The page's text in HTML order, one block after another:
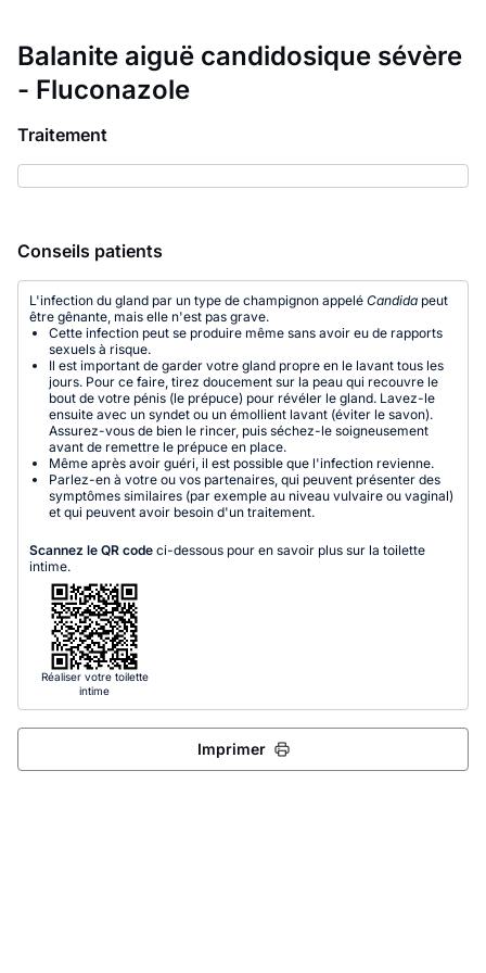
Balanite aiguë candidosique sévère
- Fluconazole
Traitement
Conseils patients
L'infection du gland par un type de champignon appelé Candida peut
être gênante, mais elle n'est pas grave.
Cette infection peut se produire même sans avoir eu de rapports
sexuels à risque.
Il est important de garder votre gland propre en le lavant tous les
jours. Pour ce faire, tirez doucement sur la peau qui recouvre le
bout de votre pénis (le prépuce) pour révéler le gland. Lavez-le
ensuite avec un syndet ou un émollient lavant (éviter le savon).
Assurez-vous de bien le rincer, puis séchez-le soigneusement
avant de remettre le prépuce en place.
Même après avoir guéri, il est possible que l'infection revienne.
Parlez-en à votre ou vos partenaires, qui peuvent présenter des
symptômes similaires (par exemple au niveau vulvaire ou vaginal)
et qui peuvent avoir besoin d'un traitement.
Scannez le QR code ci-dessous pour en savoir plus sur la toilette
intime.
Réaliser votre toilette
intime
Imprimer